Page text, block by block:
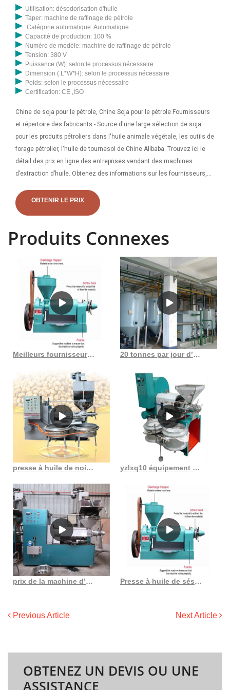
Utilisation: désodorisation d'huile
Taper: machine de raffinage de pétrole
Catégorie automatique: Automatique
Capacité de production: 100 %
Numéro de modèle: machine de raffinage de pétrole
Tension: 380 V
Puissance (W): selon le processus nécessaire
Dimension ( L*W*H): selon le processus nécessaire
Poids: selon le processus nécessaire
Certification: CE ,ISO
Chine de soja pour le pétrole, Chine Soja pour le pétrole Fournisseurs
et répertoire des fabricants - Source d'une large sélection de soja
pour les produits pétroliers dans l'huile animale végétale, les outils de
forage pétrolier, l'huile de tournesol de Chine Alibaba. Trouvez ici le
détail des prix en ligne des entreprises vendant des machines
d’extraction d’huile. Obtenez des informations sur les fournisseurs,
d'extraction d'huile à acheter en Inde. Fabricant de machines
d'extraction et de fabrication d'huile Extrait d'huile d'arachide
OBTENIR LE PRIX
Produits Connexes
Meilleurs fournisseurs de presses à huile en gros de presse à huile au Togo 20 tonnes par jour d’huile de karité expulsée en Côte d’Ivoire
presse à huile de noix de coco froide au Togo yzlxq10 équipement de transformation du soja production d’huile de noix au Maroc
prix de la machine d’extraction d’huile de fabrication verte hj p07 au Gabon Presse à huile de sésame de type hydraulique, machine à presser l’huile de sésame, noix de coco
Previous Article Next Article
OBTENEZ UN DEVIS OU UNE
ASSISTANCE